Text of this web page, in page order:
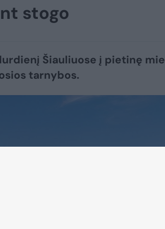
stogo
Šiauliuose į pietinę
tarnybos.